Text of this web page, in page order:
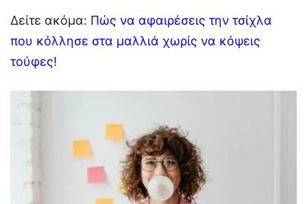
Δείτε ακόμα: Πώς να αφαιρέσεις την τσίχλα
που κόλλησε στα μαλλιά χωρίς να κόψεις
τούφες!